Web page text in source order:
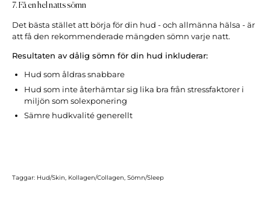
7. Få en hel natts sömn
Det bästa stället att börja för din hud - och allmänna hälsa - är
att få den rekommenderade mängden sömn varje natt.
Resultaten av dålig sömn för din hud inkluderar:
Hud som åldras snabbare
Hud som inte återhämtar sig lika bra från stressfaktorer i
miljön som solexponering
Sämre hudkvalité generellt
Taggar: Hud/Skin Kollagen/Collagen Sömn/Sleep